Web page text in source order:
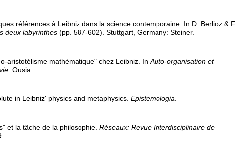
références à Leibniz dans la science contemporaine. In D. Berlioz & F.
deux labyrinthes (pp. 587-602). Stuttgart, Germany: Steiner.
aristotélisme mathématique" chez Leibniz. InAuto-organisation et
. Ousia.
in Leibniz' physics and metaphysics.Epistemologia.
et la tâche de la philosophie.Réseaux: Revue Interdisciplinaire de